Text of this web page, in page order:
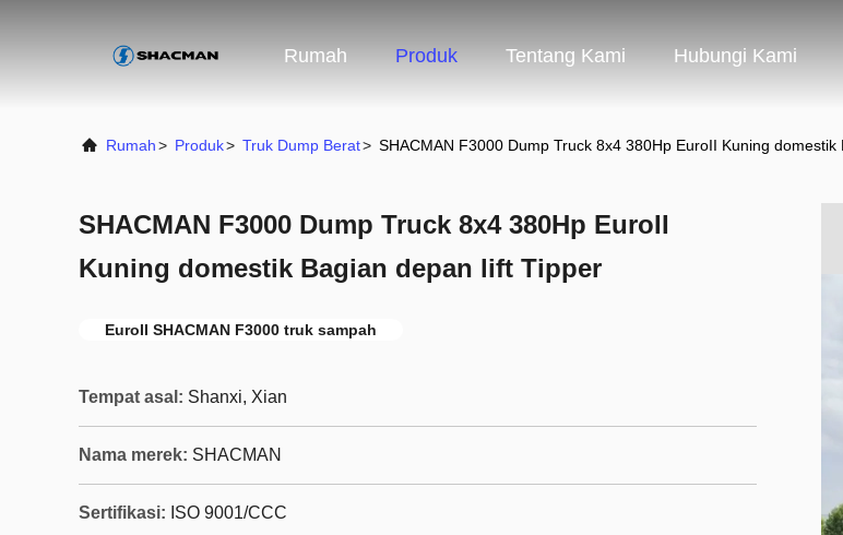
Rumah Produk Tentang Kami Hubungi Kami
Rumah> Produk> Truk Dump Berat> SHACMAN F3000 Dump Truck 8x4 380Hp EuroII Kuning
SHACMAN F3000 Dump Truck 8x4 380Hp EuroII
Kuning domestik Bagian depan lift Tipper
EuroII SHACMAN F3000 truk sampah
Tempat asal: Shanxi, Xian
Nama merek: SHACMAN
Sertifikasi: ISO 9001/CCC